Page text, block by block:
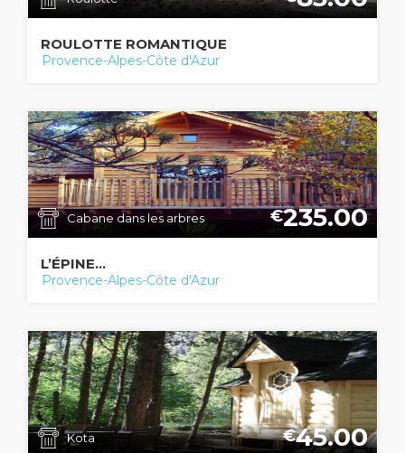
ROULOTTE ROMANTIQUE
Provence-Alpes-Côte d'Azur
Cabane dans les arbres €235.00
L’ÉPINE...
Provence-Alpes-Côte d'Azur
Kota €45.00